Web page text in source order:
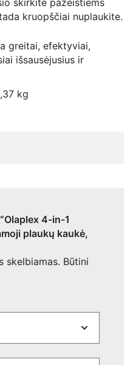
skirkite pažeistiems
kruopščiai nuplaukite.
greitai, efektyviai,
išsausėjusius ir
kg
4-in-1
plaukų kaukė,
skelbiamas. Būtini